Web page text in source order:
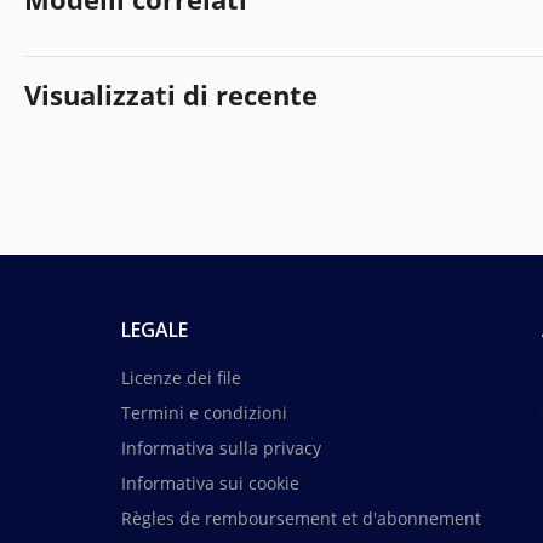
Visualizzati di recente
LEGALE
Licenze dei file
Termini e condizioni
Informativa sulla privacy
Informativa sui cookie
Règles de remboursement et d'abonnement